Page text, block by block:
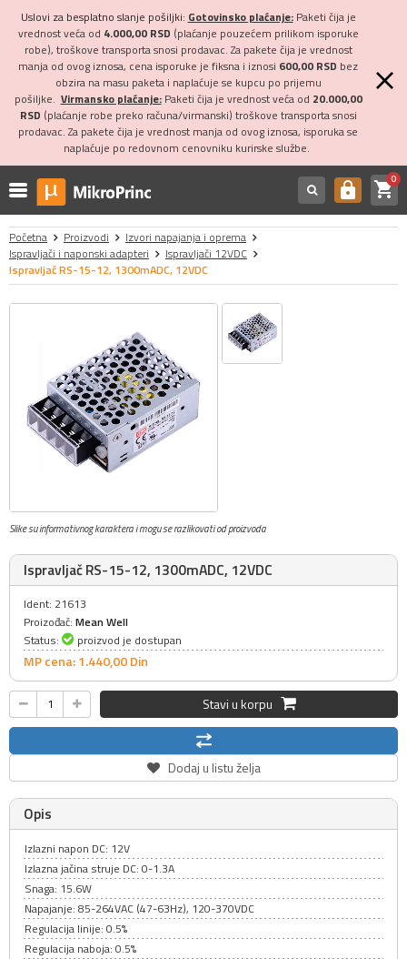
Uslovi za besplatno slanje pošiljki: Gotovinsko plaćanje:Paketi čija je
vrednost veća od 4.000,00 RSD (plaćanje pouzećem prilikom isporuke
robe), troškove transporta snosi prodavac. Za pakete čija je vrednost
manja od ovog iznosa, cena isporuke je fiksna i iznosi 600,00 RSD bez
obzira na masu paketa i naplaćuje se kupcu po prijemu
pošiljke. Virmansko plaćanje:Paketi čija je vrednost veća od 20.000,00
RSD (plaćanje robe preko računa/virmanski) troškove transporta snosi
prodavac. Za pakete čija je vrednost manja od ovog iznosa, isporuka se
naplaćuje po redovnom cenovniku kurirske službe.
https shopping_cart0
Početna Proizvodi
Izvori napajanja i oprema
Ispravljači i naponski adapteri
Ispravljači 12VDC
Ispravljač RS-15-12, 1300mADC, 12VDC
Slike su informativnog karaktera i mogu se razlikovati od proizvoda
Ispravljač RS-15-12, 1300mADC, 12VDC
Ident: 21613
Proizođač: Mean Well
Status:
proizvod je dostupan
MP cena: 1.440,00Din
Stavi u korpu
Dodaj u listu želja
Opis
Izlazni napon DC: 12V
Izlazna jačina struje DC: 0-1.3A
Snaga: 15.6W
Napajanje: 85-264VAC (47-63Hz), 120-370VDC
Regulacija linije: 0.5%
Regulacija naboja: 0.5%